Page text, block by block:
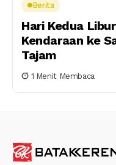
Berita
Hari Kedua
Kendaraan ke
Tajam
1 Menit Membaca